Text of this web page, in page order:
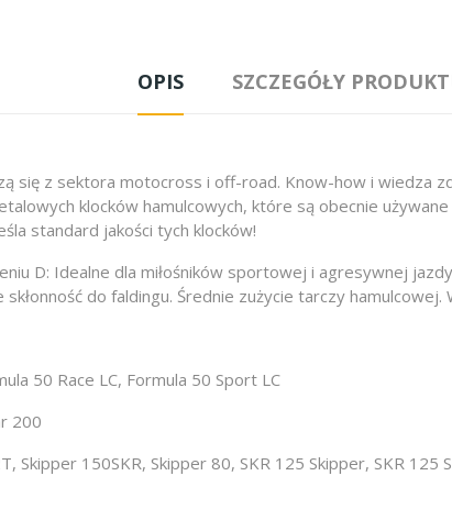
OPIS SZCZEGÓŁY
się z sektora motocross i off-road. Know-how i
klocków hamulcowych, które są obecnie
standard jakości tych klocków!
D: Idealne dla miłośników sportowej i agresywnej
do faldingu. Średnie zużycie tarczy
50 Race LC, Formula 50 Sport LC
200
Skipper 150SKR, Skipper 80, SKR 125 Skipper, SKR 125